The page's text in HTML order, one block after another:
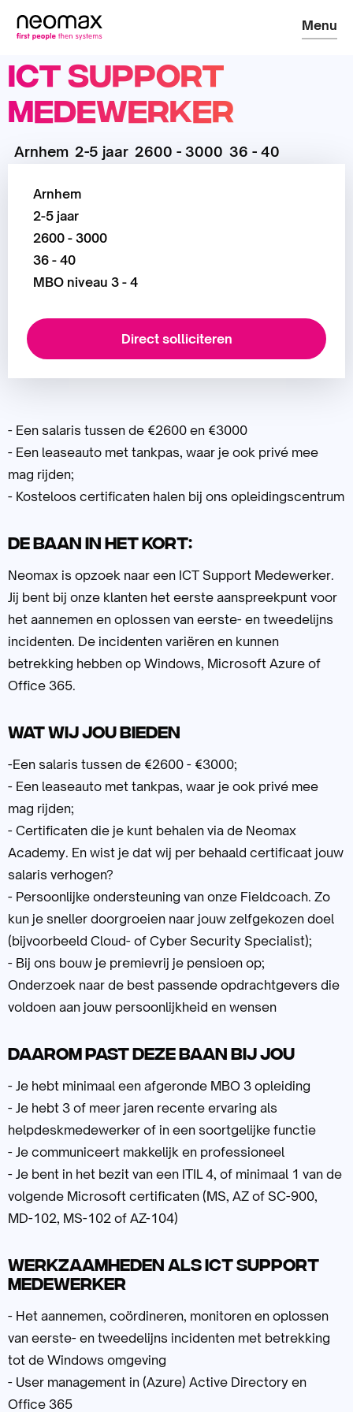
Menu
ICT Support
Medewerker
Arnhem 2-5 jaar 2600 - 3000 36 - 40
Arnhem
2-5 jaar
2600 - 3000
36 - 40
MBO niveau 3 - 4
Direct solliciteren
- Een salaris tussen de €2600 en €3000
- Een leaseauto met tankpas, waar je ook privé mee
mag rijden;
- Kosteloos certificaten halen bij ons opleidingscentrum
De baan in het kort:
Neomax is opzoek naar een ICT Support Medewerker.
Jij bent bij onze klanten het eerste aanspreekpunt voor
het aannemen en oplossen van eerste- en tweedelijns
incidenten. De incidenten variëren en kunnen
betrekking hebben op Windows, Microsoft Azure of
Office 365.
Wat wij jou bieden
-Een salaris tussen de €2600 - €3000;
- Een leaseauto met tankpas, waar je ook privé mee
mag rijden;
- Certificaten die je kunt behalen via de Neomax
Academy. En wist je dat wij per behaald certificaat jouw
salaris verhogen?
- Persoonlijke ondersteuning van onze Fieldcoach. Zo
kun je sneller doorgroeien naar jouw zelfgekozen doel
(bijvoorbeeld Cloud- of Cyber Security Specialist);
- Bij ons bouw je premievrij je pensioen op;
Onderzoek naar de best passende opdrachtgevers die
voldoen aan jouw persoonlijkheid en wensen
Daarom past deze baan bij jou
- Je hebt minimaal een afgeronde MBO 3 opleiding
- Je hebt 3 of meer jaren recente ervaring als
helpdeskmedewerker of in een soortgelijke functie
- Je communiceert makkelijk en professioneel
- Je bent in het bezit van een ITIL 4, of minimaal 1 van de
volgende Microsoft certificaten (MS, AZ of SC-900,
MD-102, MS-102 of AZ-104)
Werkzaamheden als ICT Support
Medewerker
- Het aannemen, coördineren, monitoren en oplossen
van eerste- en tweedelijns incidenten met betrekking
tot de Windows omgeving
- User management in (Azure) Active Directory en
Office 365